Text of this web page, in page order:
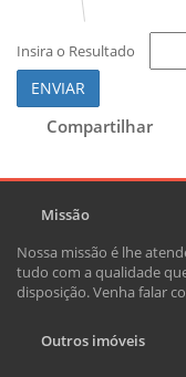
Insira o Resultado
ENVIAR
Compartilhar
Missão
Nossa missão é lhe
tudo com a qualidade
disposição. Venha falar
Outros imóveis